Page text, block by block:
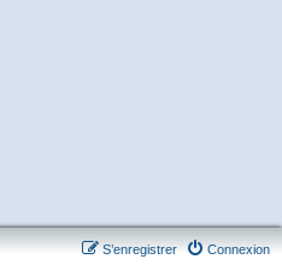
Connexion
S’enregistrer